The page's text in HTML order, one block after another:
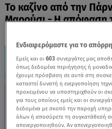
Το καζίνο από την
Μαρούσι - Η απόφαση
Ενδιαφερόμαστε για το
Εμείς και οι603 συνεργάτες μας
όπως δεδομένα περιήγησης ή
έχουμε πρόσβαση σε αυτά στη
καταστεί δυνατή η ενεργοποίηση
προκειμένου να υποστηριχθούν οι
για τους οποίους εμείς και οι
δεδομένα με σκοπό την παροχή
όλων ή αποσύρετε τη συγκατάθεσή
απενεργοποιηθούν. Αν